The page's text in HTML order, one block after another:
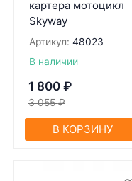
картера мотоцикл
Skyway
Артикул: 48023
В наличии
1 800 ₽
3 055 ₽
В КОРЗИНУ